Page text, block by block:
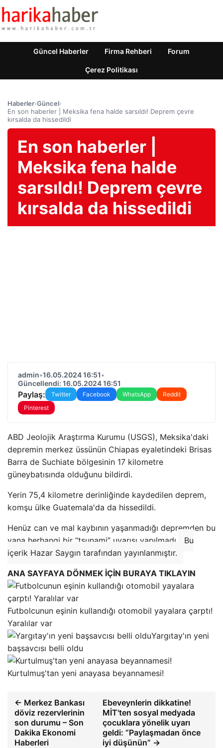
Güncel Haberler Firma Rehberi Forum
Çerez Politikası
Haberler›Güncel›
En son haberler | Meksika fena halde sarsıldı! Deprem çevre
kırsalda da hissedildi
En son haberler |
Meksika fena halde
sarsıldı! Deprem çevre
kırsalda da hissedildi
admin•16.05.2024 16:51•
Güncellendi: 16.05.2024 16:51
Paylaş: Twitter Facebook WhatsApp
Reddit
Pinterest
ABD Jeolojik Araştırma Kurumu (USGS), Meksika'daki
depremin merkez üssünün Chiapas eyaletindeki Brisas
Barra de Suchiate bölgesinin 17 kilometre
güneybatısında olduğunu bildirdi.
Yerin 75,4 kilometre derinliğinde kaydedilen deprem,
komşu ülke Guatemala'da da hissedildi.
Henüz can ve mal kaybının yaşanmadığı depremden bu
yana herhangi bir “tsunami” uyarısı yapılmadı.
Bu
içerik Hazar Saygın tarafından yayınlanmıştır.
ANA SAYFAYA DÖNMEK İÇİN BURAYA TIKLAYIN
Futbolcunun eşinin kullandığı otomobil yayalara çarptı!
Yaralılar var
Yargıtay'ın yeni
başsavcısı belli oldu
Kurtulmuş'tan yeni anayasa beyannamesi!
← Merkez Bankası
döviz rezervlerinin
son durumu – Son
Dakika Ekonomi
Haberleri
Ebeveynlerin dikkatine!
MİT'ten sosyal medyada
çocuklara yönelik uyarı
geldi: “Paylaşmadan önce
iyi düşünün” →